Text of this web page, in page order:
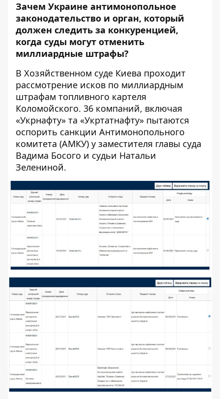
Зачем Украине антимонопольное
законодательство и орган, который
должен следить за конкуренцией,
когда суды могут отменить
миллиардные штрафы?
В Хозяйственном суде Киева проходит
рассмотрение исков по миллиардным
штрафам топливного картеля
Коломойского. 36 компаний, включая
«Укрнафту» та «Укртатнафту» пытаются
оспорить санкции Антимонопольного
комитета (АМКУ) у заместителя главы суда
Вадима Босого и судьи Натальи
Зелениной.